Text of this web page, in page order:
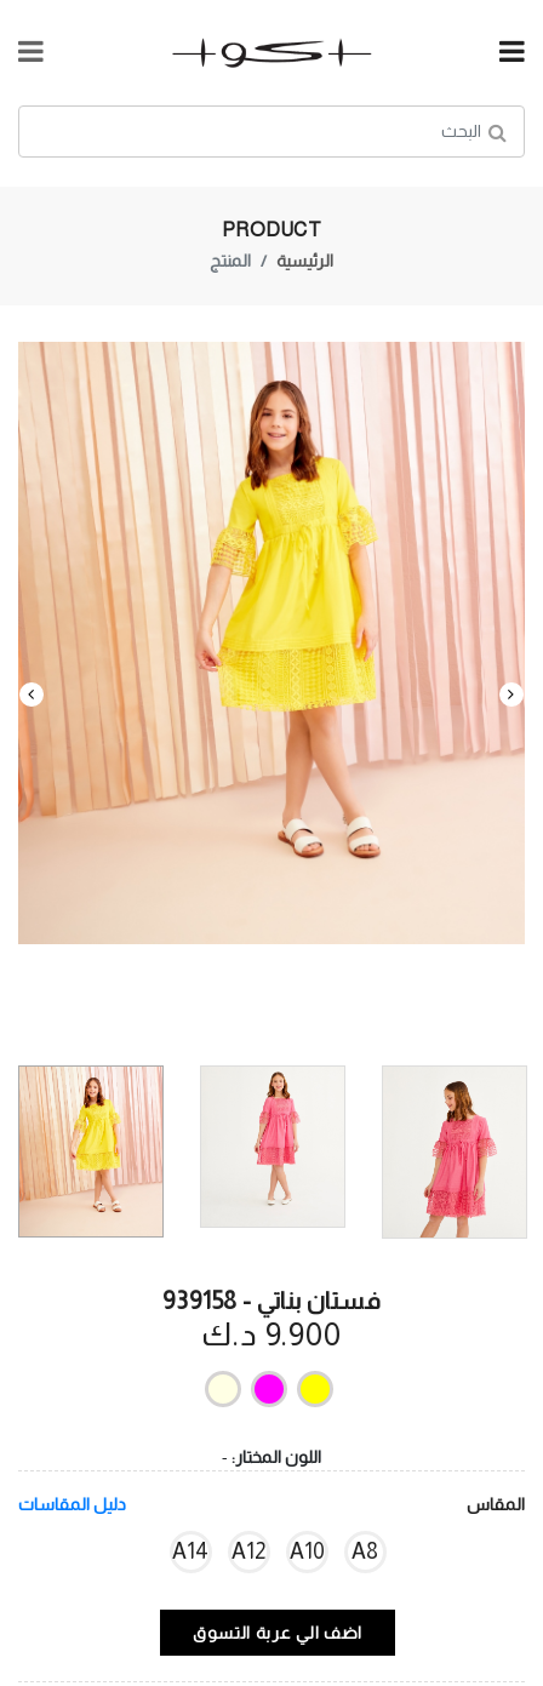
PRODUCT
الرئيسية المنتج
فستان بناتي - 939158
9.900 د.ك
اللون المختار: -
المقاس دليل المقاسات
A8
A10
A12
A14
اضف الي عربة التسوق